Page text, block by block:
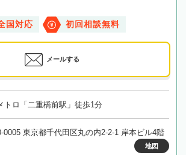
国対応 初回相談無料
メールする
トロ「二重橋前駅」徒歩1分
0005 東京都千代田区丸の内2-2-1 岸本ビル4階
地図